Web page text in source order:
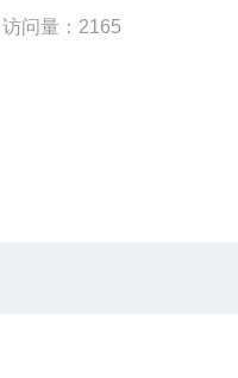
访问量：2165